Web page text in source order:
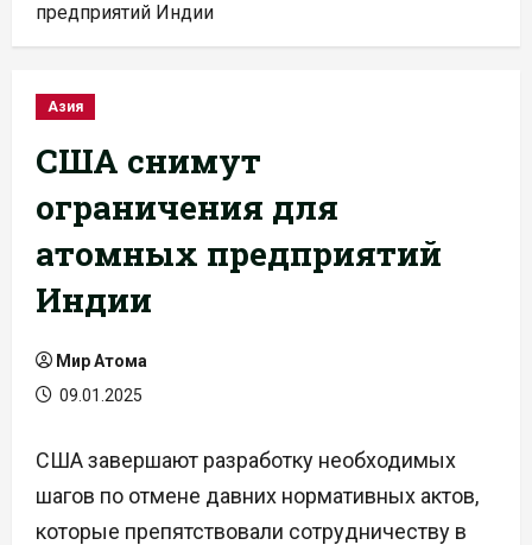
предприятий Индии
Азия
США снимут
ограничения для
атомных предприятий
Индии
Мир Атома
09.01.2025
США завершают разработку необходимых
шагов по отмене давних нормативных актов,
которые препятствовали сотрудничеству в